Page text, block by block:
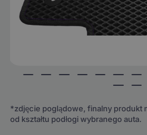
*zdjęcie poglądowe, finalny produkt
od kształtu podłogi wybranego auta.